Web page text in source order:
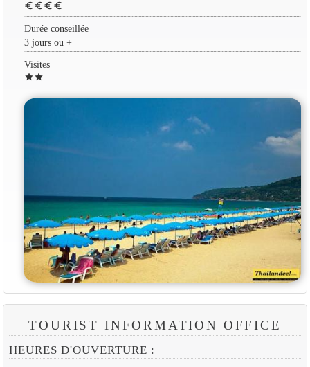
euro euro euro euro
Durée conseillée
3 jours ou +
Visites
starstar
TOURIST INFORMATION OFFICE
HEURES D'OUVERTURE :